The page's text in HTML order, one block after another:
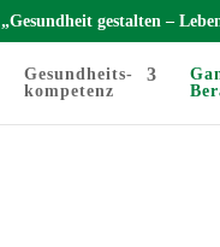
„Gesundheit gestalten –
Gesundheits-
kompetenz